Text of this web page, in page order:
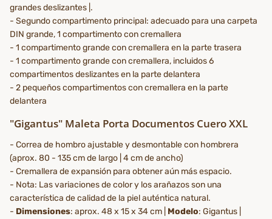
grandes deslizantes |.
- Segundo compartimento principal: adecuado para una carpeta
DIN grande, 1 compartimento con cremallera
- 1 compartimento grande con cremallera en la parte trasera
- 1 compartimento grande con cremallera, incluidos 6
compartimentos deslizantes en la parte delantera
- 2 pequeños compartimentos con cremallera en la parte
delantera
"Gigantus" Maleta Porta Documentos Cuero XXL
- Correa de hombro ajustable y desmontable con hombrera
(aprox. 80 - 135 cm de largo | 4 cm de ancho)
- Cremallera de expansión para obtener aún más espacio.
- Nota: Las variaciones de color y los arañazos son una
característica de calidad de la piel auténtica natural.
- Dimensiones: aprox. 48 x 15 x 34 cm | Modelo: Gigantus |